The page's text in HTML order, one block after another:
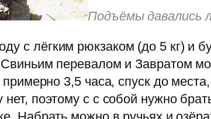
Подъёмы давались
с лёгким рюкзаком (до 5 кг) и
перевалом и Завратом
3,5 часа, спуск до
поэтому с с собой нужно